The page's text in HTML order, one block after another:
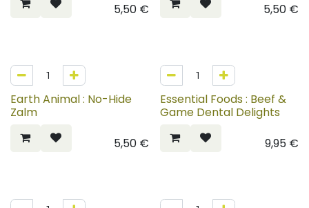
5,50€
5,50€
Earth Animal : No-Hide
Zalm
5,50€
Essential Foods : Beef &
Game Dental Delights
9,95€